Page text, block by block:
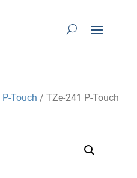
P-Touch / TZe-241 P-Touch